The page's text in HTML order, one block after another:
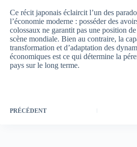
Ce récit japonais éclaircit l’un des
l’économie moderne : posséder des
colossaux ne garantit pas une position
scène mondiale. Bien au contraire, la
transformation et d’adaptation des
économiques est ce qui détermine la
pays sur le long terme.
PRÉCÉDENT